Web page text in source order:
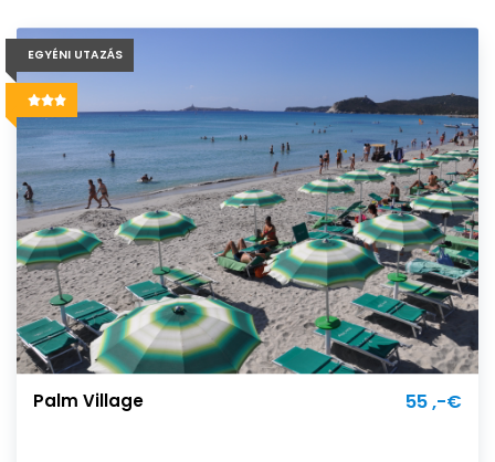
EGYÉNI UTAZÁS
Palm Village 55 ,-€